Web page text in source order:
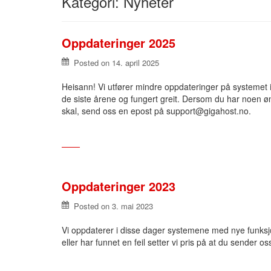
Oppdateringer 2025
Posted on 14. april 2025
Heisann! Vi utfører mindre oppdateringer på
de siste årene og fungert greit. Dersom du har noen
skal, send oss en epost på support@gigahost.no.
Oppdateringer 2023
Posted on 3. mai 2023
Vi oppdaterer i disse dager systemene med nye
eller har funnet en feil setter vi pris på at du sender